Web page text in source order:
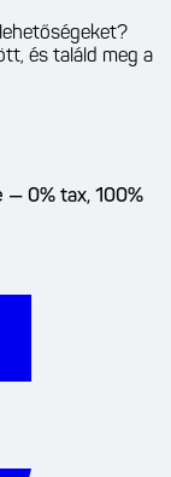
és találd meg a
0% tax, 100%